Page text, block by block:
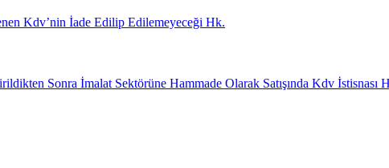
Kdv’nin İade Edilip Edilemeyeceği Hk.
Sonra İmalat Sektörüne Hammade Olarak Satışında Kdv İstisnası